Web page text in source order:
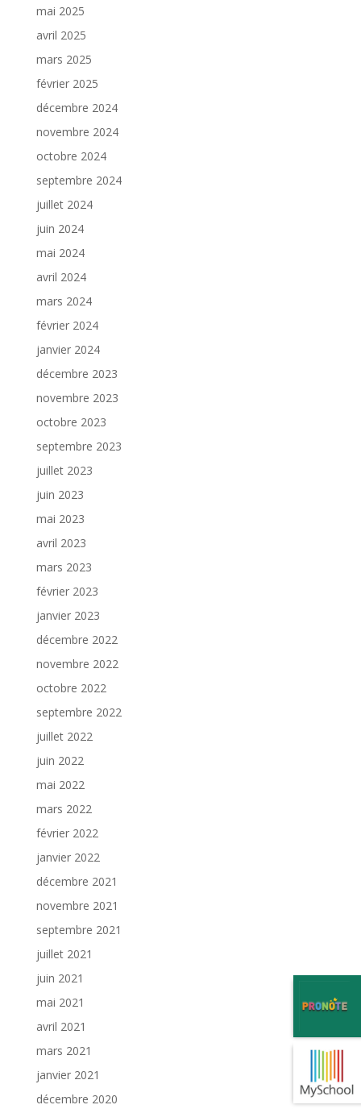
mai 2025
avril 2025
mars 2025
février 2025
décembre 2024
novembre 2024
octobre 2024
septembre 2024
juillet 2024
juin 2024
mai 2024
avril 2024
mars 2024
février 2024
janvier 2024
décembre 2023
novembre 2023
octobre 2023
septembre 2023
juillet 2023
juin 2023
mai 2023
avril 2023
mars 2023
février 2023
janvier 2023
décembre 2022
novembre 2022
octobre 2022
septembre 2022
juillet 2022
juin 2022
mai 2022
mars 2022
février 2022
janvier 2022
décembre 2021
novembre 2021
septembre 2021
juillet 2021
juin 2021
mai 2021
avril 2021
mars 2021
janvier 2021
décembre 2020